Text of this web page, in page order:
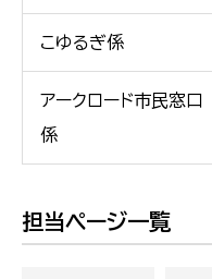
こゆるぎ係
アークロード市民窓口
係
担当ページ一覧